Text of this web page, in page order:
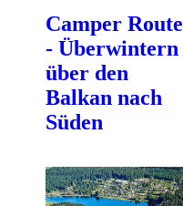
Camper Route
- Überwintern
über den
Balkan nach
Süden